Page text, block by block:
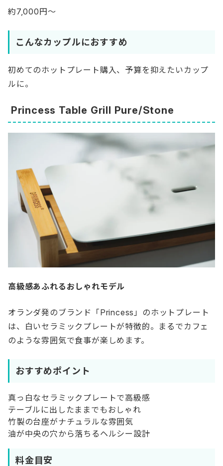
約7,000円～
こんなカップルにおすすめ
初めてのホットプレート購入、予算を抑えたいカップ
ルに。
Princess Table Grill Pure/Stone
高級感あふれるおしゃれモデル
オランダ発のブランド「Princess」のホットプレート
は、白いセラミックプレートが特徴的。まるでカフェ
のような雰囲気で食事が楽しめます。
おすすめポイント
真っ白なセラミックプレートで高級感
テーブルに出したままでもおしゃれ
竹製の台座がナチュラルな雰囲気
油が中央の穴から落ちるヘルシー設計
料金目安